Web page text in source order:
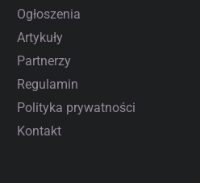
Ogłoszenia
Artykuły
Partnerzy
Regulamin
Polityka prywatności
Kontakt